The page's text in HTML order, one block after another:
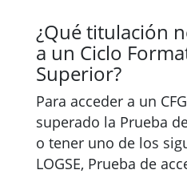
¿Qué titulación
a un Ciclo
Superior?
Para acceder a un
superado la Prueba
o tener uno de los
LOGSE, Prueba de